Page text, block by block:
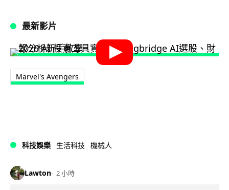
最新影片
Marvel's Avengers
科技娛樂 生活科技 機械人
Lawton 2 小時